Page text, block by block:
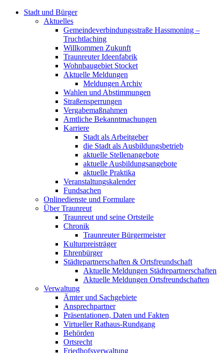
Stadt und Bürger
Aktuelles
Gemeindeverbindungsstraße Hassmoning –
Truchtlaching
Willkommen Zukunft
Traunreuter Ideenfabrik
Wohnbaugebiet Stocket
Aktuelle Meldungen
Meldungen Archiv
Wahlen und Abstimmungen
Straßensperrungen
Vergabemaßnahmen
Amtliche Bekanntmachungen
Karriere
Stadt als Arbeitgeber
die Stadt als Ausbildungsbetrieb
aktuelle Stellenangebote
aktuelle Ausbildungsangebote
aktuelle Praktika
Veranstaltungskalender
Fundsachen
Onlinedienste und Formulare
Über Traunreut
Traunreut und seine Ortsteile
Chronik
Traunreuter Bürgermeister
Kulturpreisträger
Ehrenbürger
Städtepartnerschaften & Ortsfreundschaft
Aktuelle Meldungen Städtepartnerschaften
Aktuelle Meldungen Ortsfreundschaften
Verwaltung
Ämter und Sachgebiete
Ansprechpartner
Präsentationen, Daten und Fakten
Virtueller Rathaus-Rundgang
Behörden
Ortsrecht
Friedhofsverwaltung